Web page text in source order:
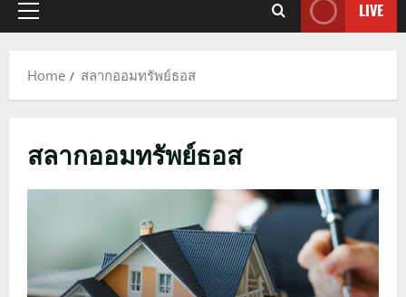
Primary
LIVE
Home สลากออมทรัพย์ธอส
สลากออมทรัพย์ธอส